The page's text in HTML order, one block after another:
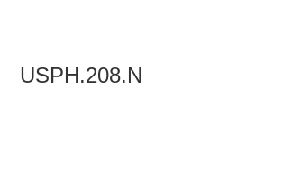
USPH.208.N